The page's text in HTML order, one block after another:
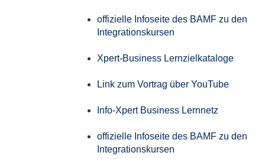
offizielle Infoseite des BAMF zu den
Integrationskursen
Xpert-Business Lernzielkataloge
Link zum Vortrag über YouTube
Info-Xpert Business Lernnetz
offizielle Infoseite des BAMF zu den
Integrationskursen